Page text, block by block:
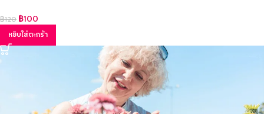
฿120 ฿100
หยิบใส่ตะกร้า